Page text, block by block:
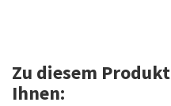
Zu diesem
Ihnen: